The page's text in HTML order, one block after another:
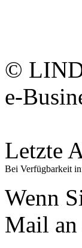
©
e-
Letzte
Bei Verfügbarkeit
Wenn
Mail an